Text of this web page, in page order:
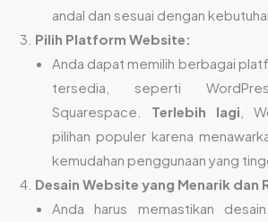
andal dan sesuai dengan
Pilih Platform Website:
Anda dapat memilih berbagai
tersedia, seperti
Squarespace. Terlebih lagi ,
pilihan populer karena
kemudahan penggunaan yang
Desain Website yang Menarik dan
Anda harus memastikan